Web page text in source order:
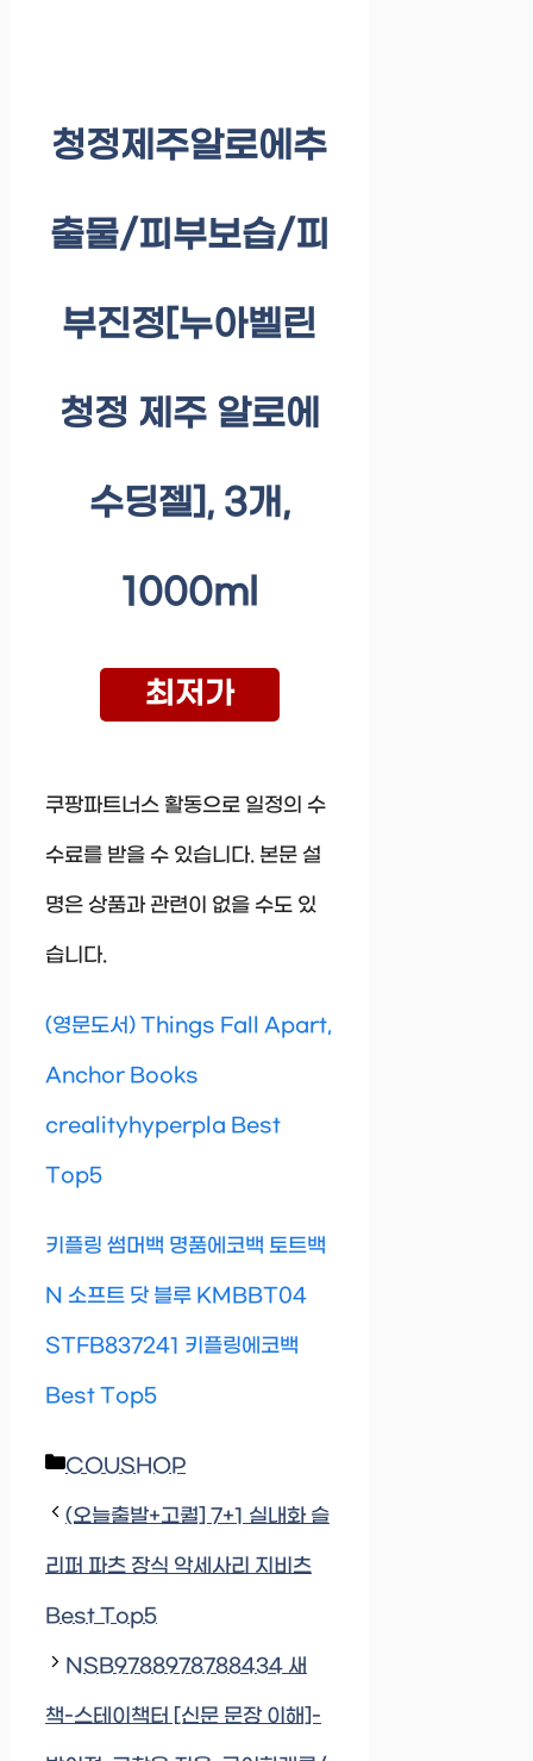
청정제주알로에추
출물/피부보습/피
부진정[누아벨린
청정 제주 알로에
수딩젤], 3개,
1000ml
최저가
쿠팡파트너스 활동으로 일정의 수
수료를 받을 수 있습니다. 본문 설
명은 상품과 관련이 없을 수도 있
습니다.
(영문도서) Things Fall Apart,
Anchor Books
crealityhyperpla Best
Top5
키플링 썸머백 명품에코백 토트백
N 소프트 닷 블루 KMBBT04
STFB837241 키플링에코백
Best Top5
Categories
COUSHOP
(오늘출발+고퀄] 7+1 실내화 슬
리퍼 파츠 장식 악세사리 지비츠
Best Top5
NSB9788978788434 새
책-스테이책터 [신문 문장 이해]-